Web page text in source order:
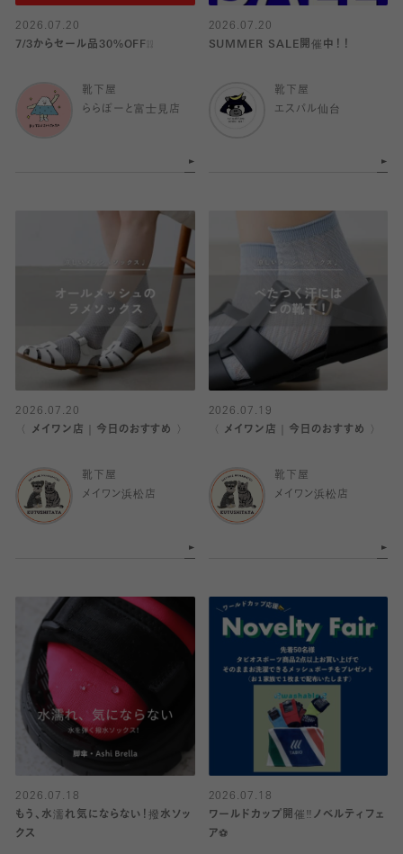
2026.07.20
7/3からセール品30%OFF❕❕
靴下屋
ららぽーと富士見店
2026.07.20
SUMMER SALE開催中！！
靴下屋
エスパル仙台
2026.07.20
〈 メイワン店｜今日のおすすめ 〉
靴下屋
メイワン浜松店
2026.07.19
〈 メイワン店｜今日のおすすめ 〉
靴下屋
メイワン浜松店
2026.07.18
もう、水濡れ気にならない！撥水ソッ
クス
2026.07.18
ワールドカップ開催‼️ノベルティフェ
ア⚽️